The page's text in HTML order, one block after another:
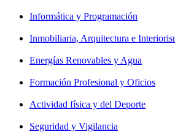
Informática y Programación
Inmobiliaria, Arquitectura e
Energías Renovables y Agua
Formación Profesional y Oficios
Actividad física y del Deporte
Seguridad y Vigilancia